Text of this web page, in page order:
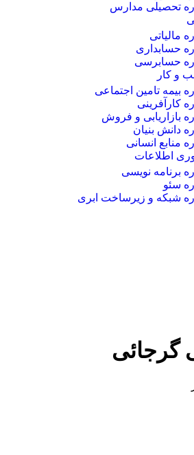
تحصیلی مدارس
مالیاتی
حسابداری
حسابرسی
و کار
بیمه تامین اجتماعی
کارآفرینی
بازاریابی و فروش
دانش بنیان
منابع انسانی
اطلاعات
برنامه نویسی
سئو
شبکه و زیرساخت ابری
گرجائی